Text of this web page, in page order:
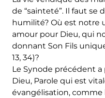
de “sainteté”. Il faut se
humilité? Où est notre
amour pour Dieu, qui
donnant Son Fils unique
13, 34)?
Le Synode précédent a
Dieu, Parole qui est
évangélisation, comme